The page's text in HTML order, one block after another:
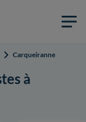
Carqueiranne
à